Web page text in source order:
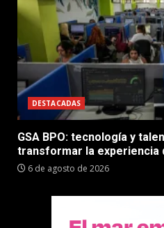
DESTACADAS
GSA BPO: tecnología y
transformar la experiencia
6 de agosto de 2026